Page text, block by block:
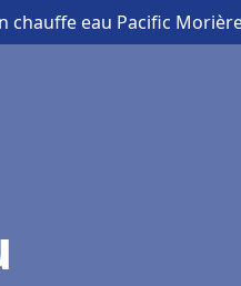
chauffe eau Pacific